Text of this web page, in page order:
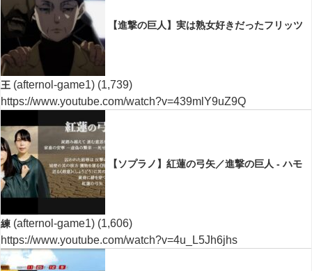
【進撃の巨人】実は熟女好きだったフリッツ
王 (afternol-game1) (1,739)
https://www.youtube.com/watch?v=439mlY9uZ9Q
【ソプラノ】紅蓮の弓矢／進撃の巨人 - ハモ
練 (afternol-game1) (1,606)
https://www.youtube.com/watch?v=4u_L5Jh6jhs